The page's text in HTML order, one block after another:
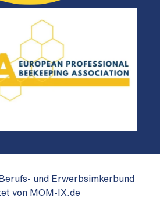
und Erwerbsimkerbund
von MOM-IX.de